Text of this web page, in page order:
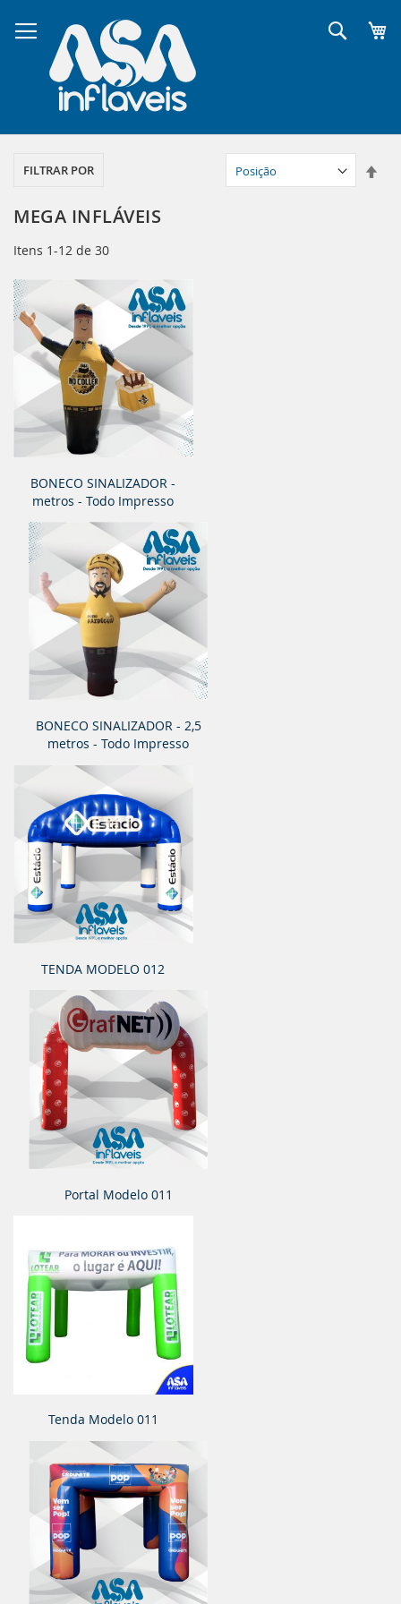
para
o
conteúdo
MEGA INFLÁVEIS
Itens 1-12 de 30
BONECO SINALIZADOR -
metros - Todo Impresso
BONECO SINALIZADOR - 2,5
metros - Todo Impresso
TENDA MODELO 012
Portal Modelo 011
Tenda Modelo 011
FILTRAR POR